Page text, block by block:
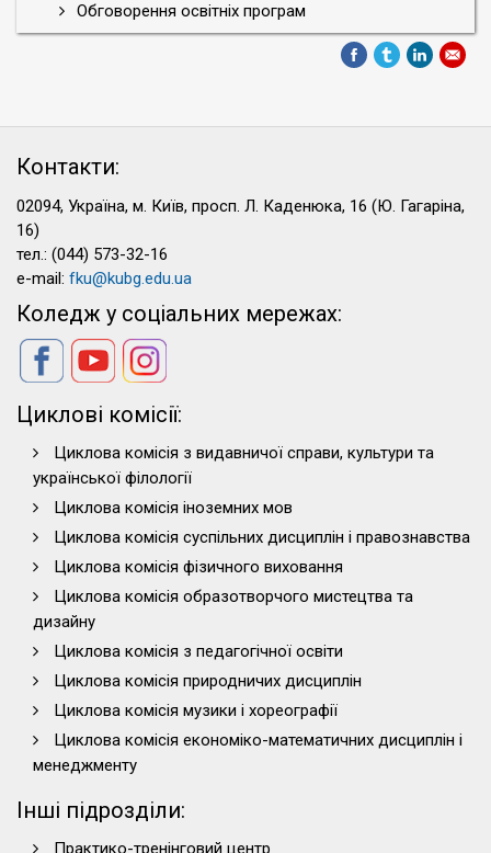
Обговорення освітніх програм
Контакти:
02094, Україна, м. Київ, просп. Л. Каденюка, 16 (Ю. Гагаріна,
16)
тел.: (044) 573-32-16
e-mail: fku@kubg.edu.ua
Коледж у соціальних мережах:
Циклові комісії:
Циклова комісія з видавничої справи, культури та
української філології
Циклова комісія іноземних мов
Циклова комісія суспільних дисциплін і правознавства
Циклова комісія фізичного виховання
Циклова комісія образотворчого мистецтва та
дизайну
Циклова комісія з педагогічної освіти
Циклова комісія природничих дисциплін
Циклова комісія музики і хореографії
Циклова комісія економіко-математичних дисциплін і
менеджменту
Інші підрозділи:
Практико-тренінговий центр